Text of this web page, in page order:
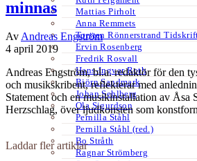
Mattias Pirholt
Anna Remmets
Torsten Rönnerstrand
Ervin Rosenberg
Fredrik Rosvall
Hans-Ingvar Roth
Björn Sandmark
Johan Sehlberg
Ola Sigurdson
Pernilla Ståhl
Pernilla Ståhl (red.)
Bo Stråth
Ragnar Strömberg
minnas
AvAndreas Engström
4 april 2019
Andreas Engström, bl.a. redaktör för den
och musikskribent, reflekterar med
Statement och en musikinstallation av Åsa
Herzschlag, över ljudkonsten som
Laddar fler artiklar